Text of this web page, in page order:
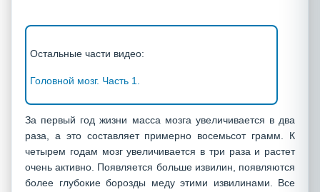
Остальные части видео:
Головной мозг. Часть 1.
За первый год жизни масса мозга увеличивается в два
раза, а это составляет примерно восемьсот грамм. К
четырем годам мозг увеличивается в три раза и растет
очень активно. Появляется больше извилин, появляются
более глубокие борозды меду этими извилинами. Все